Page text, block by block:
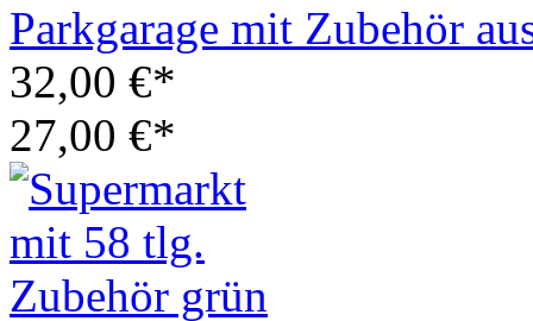
Parkgarage mit Zubehör
32,00 €*
27,00 €*